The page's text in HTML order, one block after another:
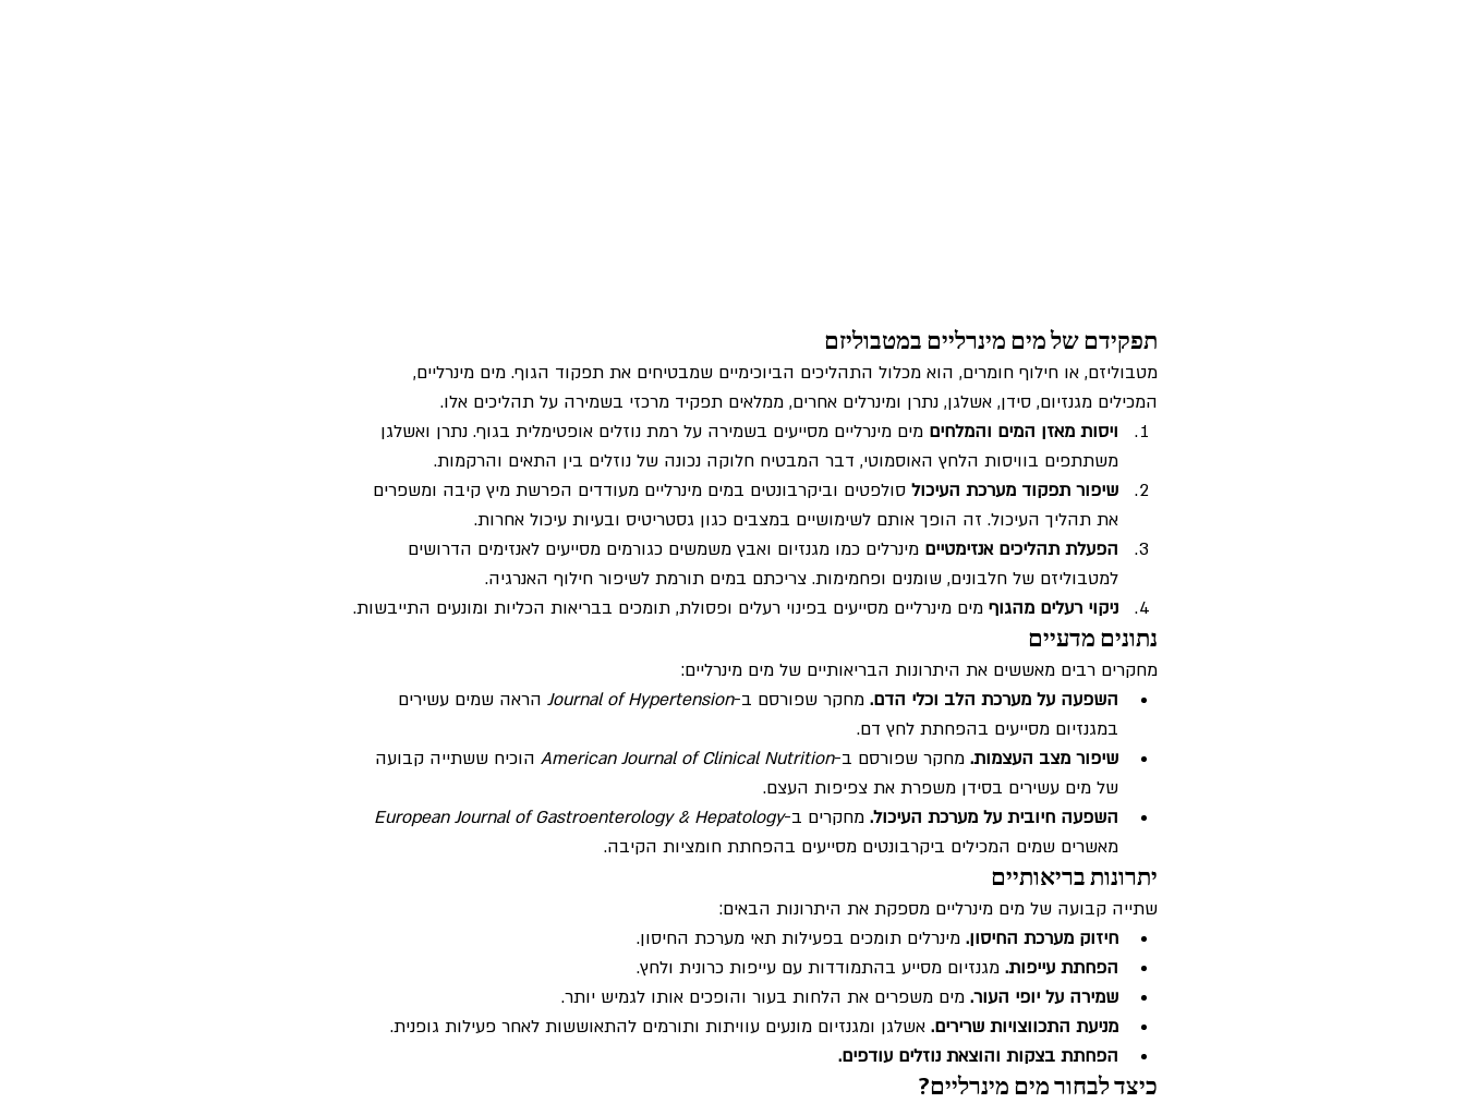
תפקידם של מים מינרליים במטבוליזם
מטבוליזם, או חילוף חומרים, הוא מכלול התהליכים הביוכימיים שמבטיחים את תפקוד הגוף. מים מינרליים,
המכילים מגנזיום, סידן, אשלגן, נתרן ומינרלים אחרים, ממלאים תפקיד מרכזי בשמירה על תהליכים אלו.
ויסות מאזן המים והמלחים מים מינרליים מסייעים בשמירה על רמת נוזלים אופטימלית בגוף. נתרן ואשלגן
משתתפים בוויסות הלחץ האוסמוטי, דבר המבטיח חלוקה נכונה של נוזלים בין התאים והרקמות.
שיפור תפקוד מערכת העיכול סולפטים וביקרבונטים במים מינרליים מעודדים הפרשת מיץ קיבה ומשפרים
את תהליך העיכול. זה הופך אותם לשימושיים במצבים כגון גסטריטיס ובעיות עיכול אחרות.
הפעלת תהליכים אנזימטיים מינרלים כמו מגנזיום ואבץ משמשים כגורמים מסייעים לאנזימים הדרושים
למטבוליזם של חלבונים, שומנים ופחמימות. צריכתם במים תורמת לשיפור חילוף האנרגיה.
ניקוי רעלים מהגוף מים מינרליים מסייעים בפינוי רעלים ופסולת, תומכים בבריאות הכליות ומונעים התייבשות.
נתונים מדעיים
מחקרים רבים מאששים את היתרונות הבריאותיים של מים מינרליים:
השפעה על מערכת הלב וכלי הדם. מחקר שפורסם ב-Journal of Hypertension הראה שמים עשירים
במגנזיום מסייעים בהפחתת לחץ דם.
שיפור מצב העצמות. מחקר שפורסם ב-American Journal of Clinical Nutrition הוכיח ששתייה קבועה
של מים עשירים בסידן משפרת את צפיפות העצם.
השפעה חיובית על מערכת העיכול. מחקרים ב-European Journal of Gastroenterology & Hepatology
מאשרים שמים המכילים ביקרבונטים מסייעים בהפחתת חומציות הקיבה.
יתרונות בריאותיים
שתייה קבועה של מים מינרליים מספקת את היתרונות הבאים:
חיזוק מערכת החיסון. מינרלים תומכים בפעילות תאי מערכת החיסון.
הפחתת עייפות. מגנזיום מסייע בהתמודדות עם עייפות כרונית ולחץ.
שמירה על יופי העור. מים משפרים את הלחות בעור והופכים אותו לגמיש יותר.
מניעת התכווצויות שרירים. אשלגן ומגנזיום מונעים עוויתות ותורמים להתאוששות לאחר פעילות גופנית.
הפחתת בצקות והוצאת נוזלים עודפים.
כיצד לבחור מים מינרליים?